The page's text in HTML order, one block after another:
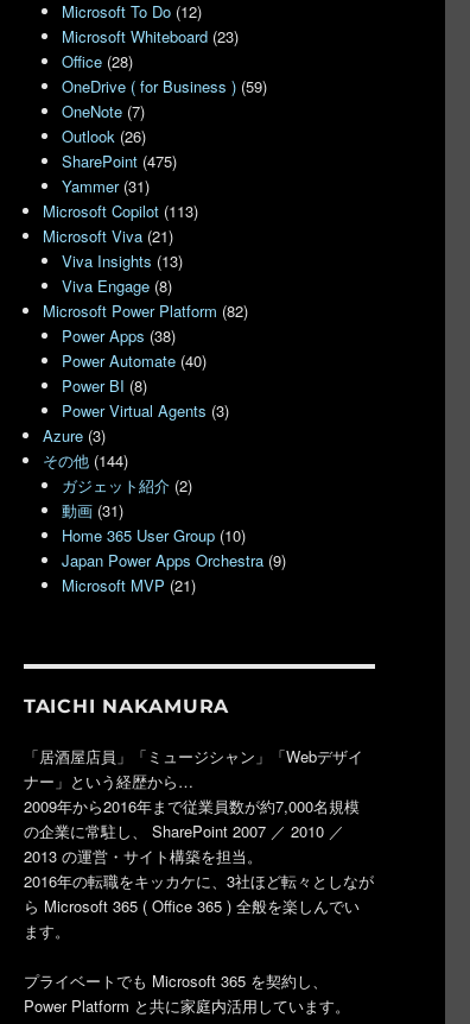
Microsoft To Do (12)
Microsoft Whiteboard (23)
Office (28)
OneDrive ( for Business ) (59)
OneNote (7)
Outlook (26)
SharePoint (475)
Yammer(31)
Microsoft Copilot (113)
Microsoft Viva (21)
Viva Insights (13)
Viva Engage (8)
Microsoft Power Platform (82)
Power Apps (38)
Power Automate (40)
Power BI (8)
Power Virtual Agents (3)
Azure (3)
その他 (144)
ガジェット紹介 (2)
動画 (31)
Home 365 User Group (10)
Japan Power Apps Orchestra (9)
Microsoft MVP (21)
TAICHI NAKAMURA
「居酒屋店員」「ミュージシャン」「Webデザイ
ナー」という経歴から…
2009年から2016年まで従業員数が約7,000名規模
の企業に常駐し、 SharePoint 2007 ／ 2010 ／
2013 の運営・サイト構築を担当。
2016年の転職をキッカケに、3社ほど転々としなが
ら Microsoft 365 ( Office 365 ) 全般を楽しんでい
ます。
プライベートでも Microsoft 365 を契約し、
Power Platform と共に家庭内活用しています。